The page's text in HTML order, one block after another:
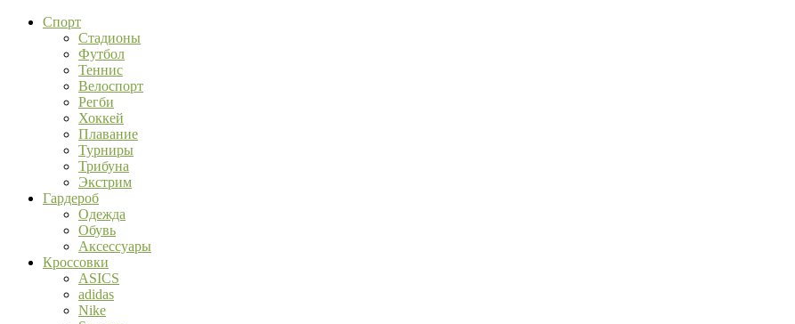
Спорт
Стадионы
Футбол
Теннис
Велоспорт
Регби
Хоккей
Плавание
Турниры
Трибуна
Экстрим
Гардероб
Одежда
Обувь
Аксессуары
Кроссовки
ASICS
adidas
Nike